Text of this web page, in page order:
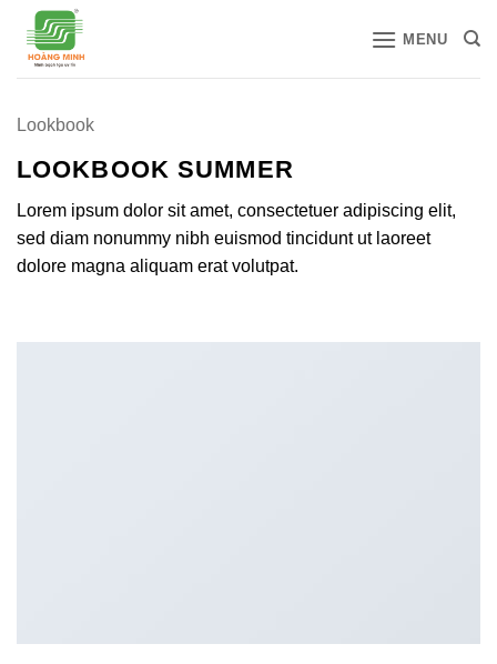
qua
MENU
Lookbook
LOOKBOOK SUMMER
Lorem ipsum dolor sit amet, consectetuer adipiscing elit,
sed diam nonummy nibh euismod tincidunt ut laoreet
dolore magna aliquam erat volutpat.